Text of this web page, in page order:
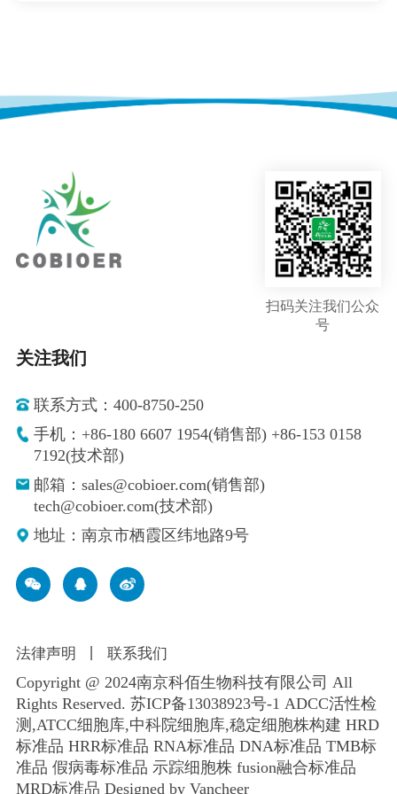
扫码关注我们公众
号
关注我们
联系方式：400-8750-250
手机：+86-180 6607 1954(销售部) +86-153 0158
7192(技术部)
邮箱：sales@cobioer.com(销售部)
tech@cobioer.com(技术部)
地址：南京市栖霞区纬地路9号
法律声明 联系我们
Copyright @ 2024南京科佰生物科技有限公司 All
Rights Reserved. 苏ICP备13038923号-1 ADCC活性检
测,ATCC细胞库,中科院细胞库,稳定细胞株构建 HRD
标准品 HRR标准品 RNA标准品 DNA标准品 TMB标
准品 假病毒标准品 示踪细胞株 fusion融合标准品
MRD标准品 Designed by Vancheer